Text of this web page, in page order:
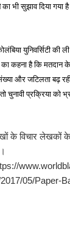
भी सुझाव दिया गया है
युनिवर्सिटी की
का कहना है कि मतदान
और जटिलता बढ़
चुनावी प्रक्रिया को
के विचार लेखकों
05/Paper-